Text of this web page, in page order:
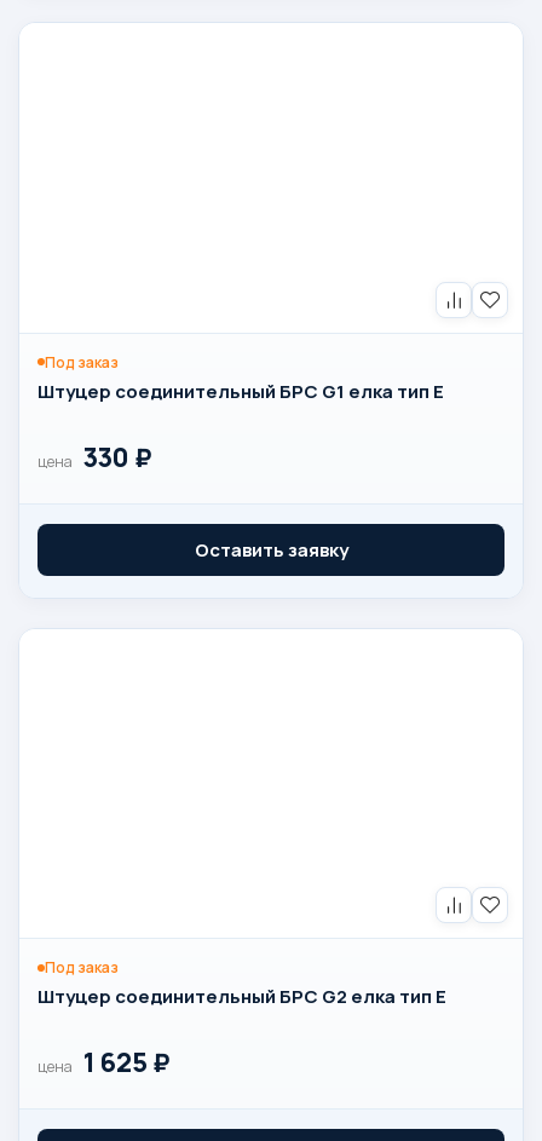
Под заказ
Штуцер соединительный БРС G1 елка тип Е
цена 330 ₽
Оставить заявку
Под заказ
Штуцер соединительный БРС G2 елка тип Е
цена 1 625 ₽